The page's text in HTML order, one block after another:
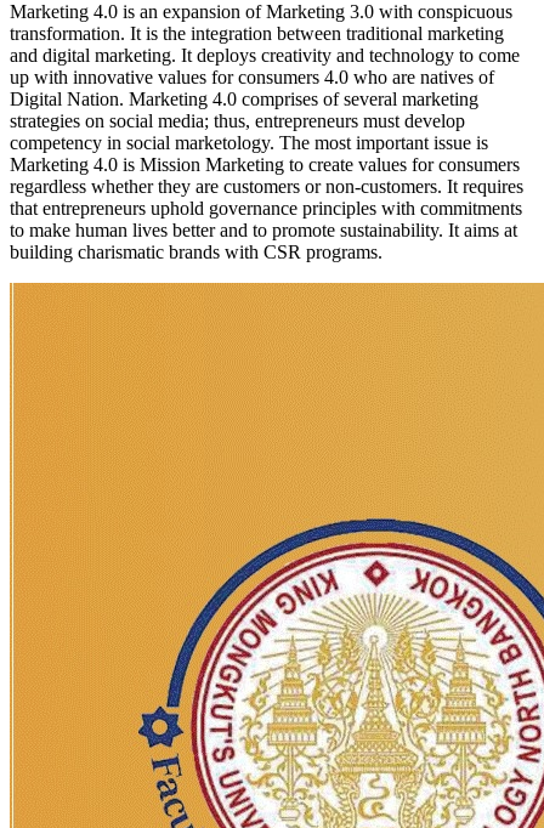
Marketing 4.0 is an expansion of Marketing 3.0 with conspicuous
transformation. It is the integration between traditional marketing
and digital marketing. It deploys creativity and technology to come
up with innovative values for consumers 4.0 who are natives of
Digital Nation. Marketing 4.0 comprises of several marketing
strategies on social media; thus, entrepreneurs must develop
competency in social marketology. The most important issue is
Marketing 4.0 is Mission Marketing to create values for consumers
regardless whether they are customers or non-customers. It requires
that entrepreneurs uphold governance principles with commitments
to make human lives better and to promote sustainability. It aims at
building charismatic brands with CSR programs.